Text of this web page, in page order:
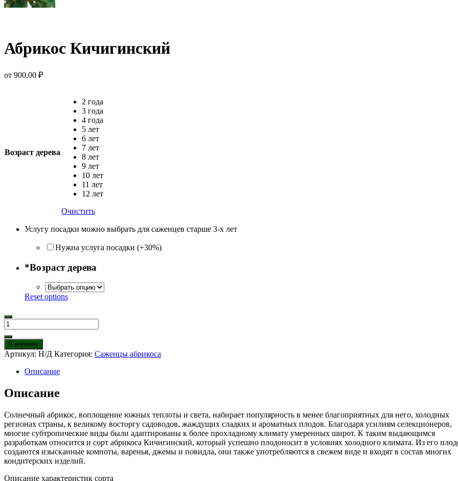
Абрикос Кичигинский
от 900,00 ₽
Возраст дерева
2 года
3 года
4 года
5 лет
6 лет
7 лет
8 лет
9 лет
10 лет
11 лет
12 лет
Очистить
Услугу посадки можно выбрать для саженцев старше 3-х лет
Нужна услуга посадки (+30%)
*Возраст дерева
Reset options
Количество
товара
Абрикос
Кичигинский
В корзину
Артикул: Н/Д Категория: Саженцы абрикоса
Описание
Описание
Солнечный абрикос, воплощение южных теплоты и света, набирает популярность в менее благоприятных для него, холодных
регионах страны, к великому восторгу садоводов, жаждущих сладких и ароматных плодов. Благодаря усилиям селекционеров,
многие субтропические виды были адаптированы к более прохладному климату умеренных широт. К таким выдающимся
разработкам относится и сорт абрикоса Кичигинский, который успешно плодоносит в условиях холодного климата. Из его
создаются изысканные компоты, варенья, джемы и повидла, они также употребляются в свежем виде и входят в состав многих
кондитерских изделий.
Описание характеристик сорта